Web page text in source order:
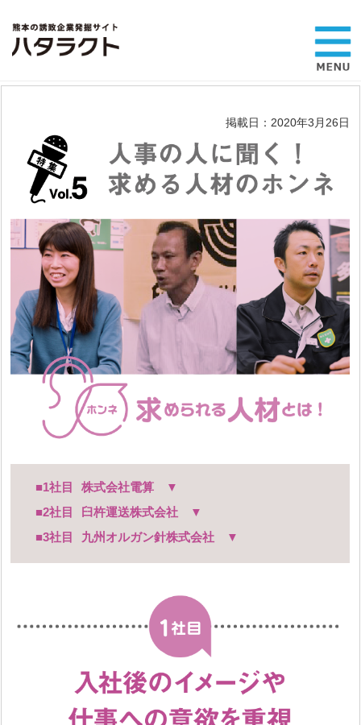
掲載日：2020年3月26日
■1社目
株式会社電算 ▼
■2社目
臼杵運送株式会社 ▼
■3社目
九州オルガン針株式会社 ▼